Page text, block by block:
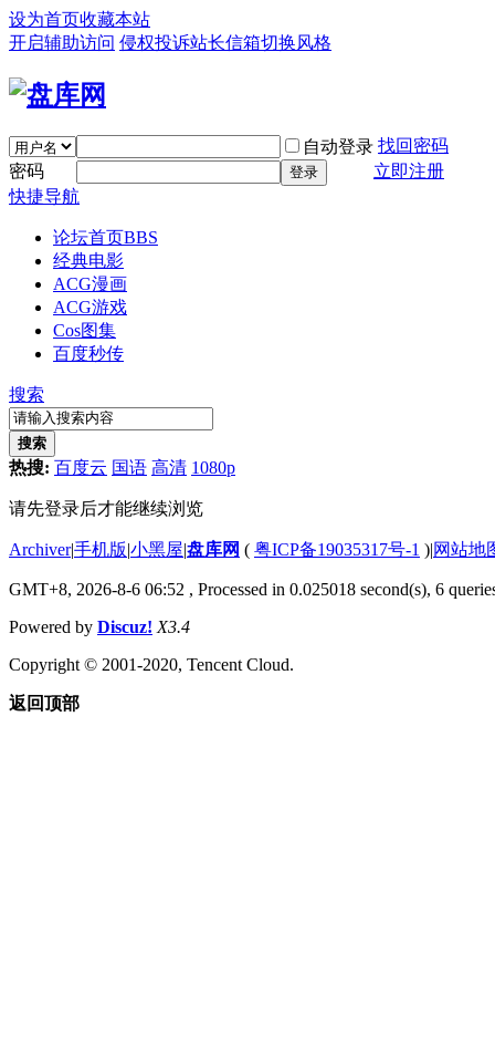
设为首页收藏本站
开启辅助访问 侵权投诉站长信箱切换风格
自动登录 找回密码
密码
登录
立即注册
快捷导航
论坛首页BBS
经典电影
ACG漫画
ACG游戏
Cos图集
百度秒传
搜索
搜索
热搜: 百度云 国语 高清 1080p
请先登录后才能继续浏览
Archiver|手机版|小黑屋|盘库网 ( 粤ICP备19035317号-1 )|网站地
GMT+8, 2026-8-6 06:52 , Processed in 0.025018 second(s), 6
Powered by Discuz! X3.4
Copyright © 2001-2020, Tencent Cloud.
返回顶部